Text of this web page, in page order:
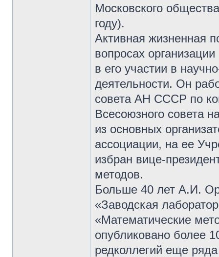
Московского
году).
Активная жизненная
вопросах
в его участии в
деятельности. Он
совета АН СССР по
Всесоюзного совета
из основных
ассоциации, на ее
избран вице-
методов.
Больше 40 лет А.И.
«Заводская
«Математические
опубликовано более
редколлегий еще